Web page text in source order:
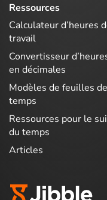
Ressources
Calculateur d’heures
travail
Convertisseur
en décimales
Modèles de feuilles de
temps
Ressources pour le
du temps
Articles